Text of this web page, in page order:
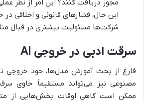
مجوز دریافت کنند؟ این امر از نظر
این حال، فشارهای قانونی و اخلاقی
شرکت‌ها مسئولیت بیشتری در قبال
سرقت ادبی در خروجی AI
فارغ از بحث آموزش مدل‌ها، خود
مصنوعی نیز می‌تواند مستقیماً حاوی
ممکن است گاهی اوقات بخش‌هایی از